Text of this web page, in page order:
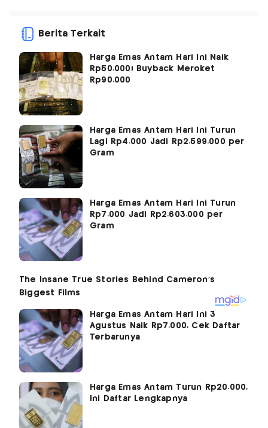
Berita Terkait
Harga Emas Antam Hari Ini Naik
Rp50.000! Buyback Meroket
Rp90.000
Harga Emas Antam Hari Ini Turun
Lagi Rp4.000 Jadi Rp2.599.000 per
Gram
Harga Emas Antam Hari Ini Turun
Rp7.000 Jadi Rp2.603.000 per
Gram
Harga Emas Antam Hari Ini 3
Agustus Naik Rp7.000, Cek Daftar
Terbarunya
Harga Emas Antam Turun Rp20.000,
Ini Daftar Lengkapnya